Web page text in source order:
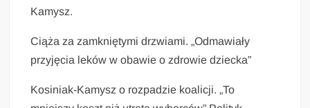
Kamysz.
Ciąża za zamkniętymi drzwiami. „Odmawiały
przyjęcia leków w obawie o zdrowie dziecka”
Kosiniak-Kamysz o rozpadzie koalicji. „To